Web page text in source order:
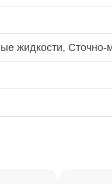
жидкости, Сточно-